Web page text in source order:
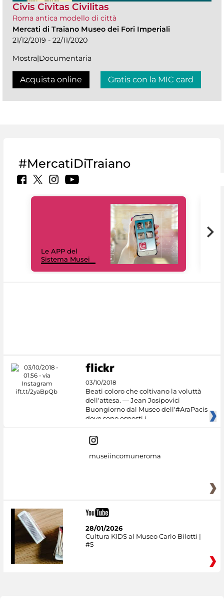
Civis Civitas Civilitas
Roma antica modello di città
Mercati di Traiano Museo dei Fori Imperiali
21/12/2019 - 22/11/2020
Mostra|Documentaria
Acquista online Gratis con la MIC card
#MercatiDiTraiano
Le APP del
Sistema Musei
03/10/2018
Beati coloro che coltivano la voluttà
dell'attesa. — Jean Josipovici
Buongiorno dal Museo dell'#AraPacis
dove sono esposti i
museiincomuneroma
28/01/2026
Cultura KIDS al Museo Carlo Bilotti |
#5